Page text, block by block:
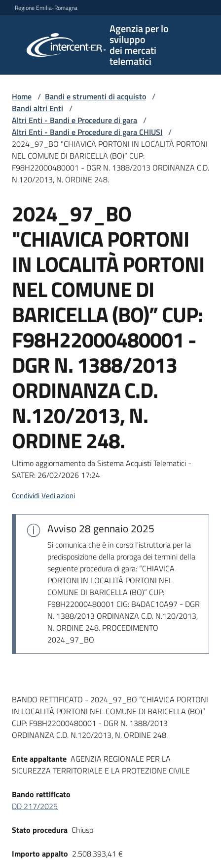
Vai al contenuto
Vai alla navigazione
Vai al footer
Regione Emilia-Romagna
Agenzia per lo
sviluppo
dei mercati
telematici
per lo
sviluppo
telematici
L'Agenzia
Bandi
strumenti
di
Supporto
Piattaforme
telematiche
English
site
Seguici
su
Home / Bandi e strumenti di acquisto /
Bandi altri Enti /
Altri Enti - Bandi e Procedure di gara /
Altri Enti - Bandi e Procedure di gara CHIUSI /
2024_97_BO "CHIAVICA PORTONI IN LOCALITÀ PORTONI
NEL COMUNE DI BARICELLA (BO)” CUP:
F98H22000480001 - DGR N. 1388/2013 ORDINANZA C.D.
N.120/2013, N. ORDINE 248.
Salta al contenuto
2024_97_BO
"CHIAVICA PORTONI
IN LOCALITÀ PORTONI
NEL COMUNE DI
BARICELLA (BO)” CUP:
F98H22000480001 -
DGR N. 1388/2013
ORDINANZA C.D.
N.120/2013, N.
ORDINE 248.
Ultimo aggiornamento da Sistema Acquisti Telematici -
SATER: 26/02/2026 17:24
CondividiVedi azioni
Avviso 28 gennaio 2025
Si comunica che è in corso l'istruttoria per la
predisposizione della proroga dei termini della
seguente procedura di gara: “CHIAVICA
PORTONI IN LOCALITÀ PORTONI NEL
COMUNE DI BARICELLA (BO)” CUP:
F98H22000480001 CIG: B4DAC10A97 - DGR
N. 1388/2013 ORDINANZA C.D. N.120/2013,
N. ORDINE 248. PROCEDIMENTO
2024_97_BO
Dati del bando
BANDO RETTIFICATO - 2024_97_BO “CHIAVICA PORTONI
IN LOCALITÀ PORTONI NEL COMUNE DI BARICELLA (BO)”
CUP: F98H22000480001 - DGR N. 1388/2013
ORDINANZA C.D. N.120/2013, N. ORDINE 248.
Ente appaltante AGENZIA REGIONALE PER LA
SICUREZZA TERRITORIALE E LA PROTEZIONE CIVILE
Bando rettificato
DD 217/2025
Stato procedura Chiuso
Importo appalto 2.508.393,41 €